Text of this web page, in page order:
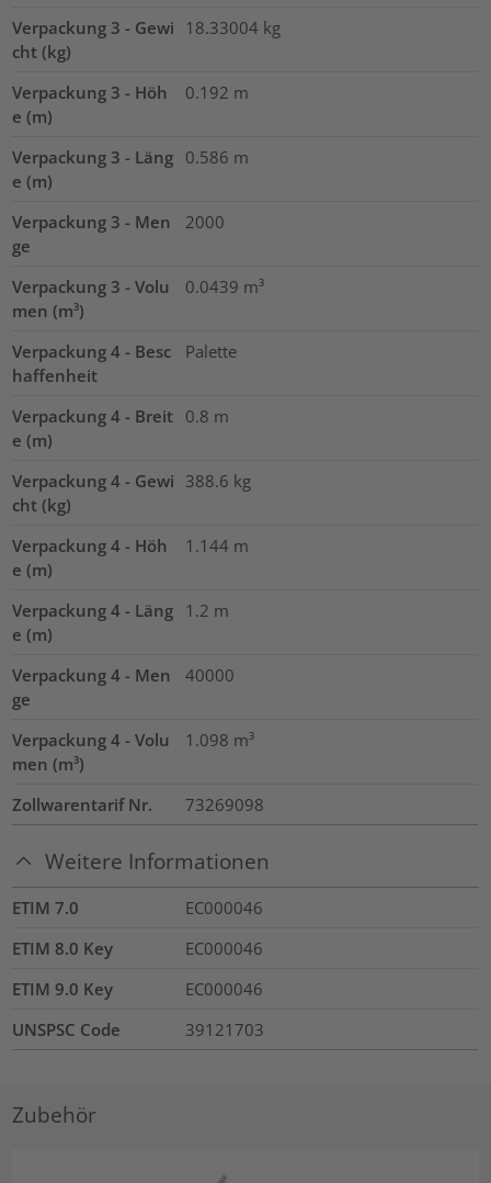
Verpackung 3 - Gewi
cht (kg)
18.33004 kg
Verpackung 3 - Höh
e (m)
0.192 m
Verpackung 3 - Läng
e (m)
0.586 m
Verpackung 3 - Men
ge
2000
Verpackung 3 - Volu
men (m³)
0.0439 m³
Verpackung 4 - Besc
haffenheit
Palette
Verpackung 4 - Breit
e (m)
0.8 m
Verpackung 4 - Gewi
cht (kg)
388.6 kg
Verpackung 4 - Höh
e (m)
1.144 m
Verpackung 4 - Läng
e (m)
1.2 m
Verpackung 4 - Men
ge
40000
Verpackung 4 - Volu
men (m³)
1.098 m³
Zollwarentarif Nr. 73269098
Weitere Informationen
ETIM 7.0
EC000046
ETIM 8.0 Key
EC000046
ETIM 9.0 Key
EC000046
UNSPSC Code
39121703
Zubehör